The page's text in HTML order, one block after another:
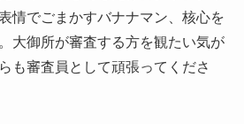
情でごまかすバナナマン、核心を
大御所が審査する方を観たい気が
も審査員として頑張ってくださ